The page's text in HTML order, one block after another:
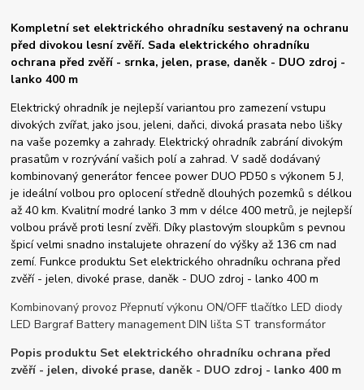
Kompletní set elektrického ohradníku sestavený na ochranu
před divokou lesní zvěří. Sada elektrického ohradníku
ochrana před zvěří - srnka, jelen, prase, daněk - DUO zdroj -
lanko 400 m
Elektrický ohradník je nejlepší variantou pro zamezení vstupu
divokých zvířat, jako jsou, jeleni, daňci, divoká prasata nebo lišky
na vaše pozemky a zahrady. Elektrický ohradník zabrání divokým
prasatům v rozrývání vašich polí a zahrad. V sadě dodávaný
kombinovaný generátor fencee power DUO PD50 s výkonem 5 J,
je ideální volbou pro oplocení středně dlouhých pozemků s délkou
až 40 km. Kvalitní modré lanko 3 mm v délce 400 metrů, je nejlepší
volbou právě proti lesní zvěři. Díky plastovým sloupkům s pevnou
špicí velmi snadno instalujete ohrazení do výšky až 136 cm nad
zemí. Funkce produktu Set elektrického ohradníku ochrana před
zvěří - jelen, divoké prase, daněk - DUO zdroj - lanko 400 m
Kombinovaný provoz Přepnutí výkonu ON/OFF tlačítko LED diody
LED Bargraf Battery management DIN lišta ST transformátor
Popis produktu Set elektrického ohradníku ochrana před
zvěří - jelen, divoké prase, daněk - DUO zdroj - lanko 400 m